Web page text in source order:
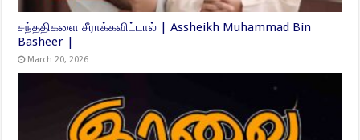
சந்ததிகளை சீராக்கவிட்டால் | Assheikh Muhammad Bin
Basheer |
March 20, 2026